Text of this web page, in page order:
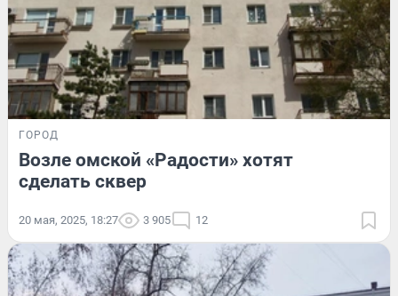
ГОРОД
Возле омской «Радости» хотят
сделать сквер
20 мая, 2025, 18:27 3 905 12